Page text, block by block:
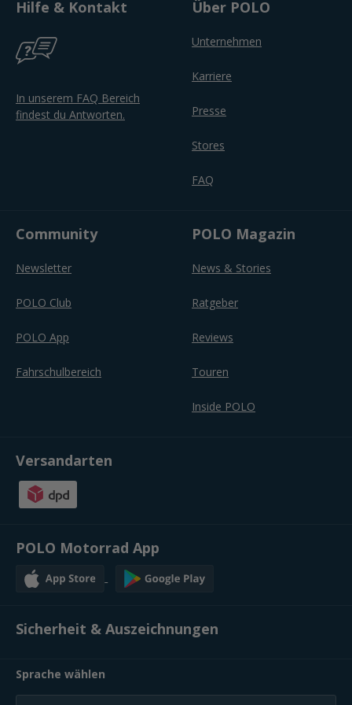
Hilfe & Kontakt
In unserem FAQ Bereich
findest du Antworten.
Über POLO
Unternehmen
Karriere
Presse
Stores
FAQ
Community
Newsletter
POLO Club
POLO App
Fahrschulbereich
POLO Magazin
News & Stories
Ratgeber
Reviews
Touren
Inside POLO
Versandarten
POLO Motorrad App
Sicherheit & Auszeichnungen
Sprache wählen